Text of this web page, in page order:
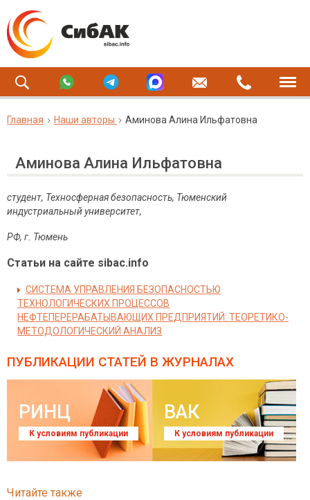
Главная Наши авторы Аминова Алина Ильфатовна
Аминова Алина Ильфатовна
студент, Техносферная безопасность, Тюменский
индустриальный университет,
РФ, г. Тюмень
Статьи на сайте sibac.info
СИСТЕМА УПРАВЛЕНИЯ БЕЗОПАСНОСТЬЮ
ТЕХНОЛОГИЧЕСКИХ ПРОЦЕССОВ
НЕФТЕПЕРЕРАБАТЫВАЮЩИХ ПРЕДПРИЯТИЙ: ТЕОРЕТИКО-
МЕТОДОЛОГИЧЕСКИЙ АНАЛИЗ
ПУБЛИКАЦИИ СТАТЕЙ В ЖУРНАЛАХ
РИНЦ
К условиям публикации
ВАК
К условиям публикации
Читайте также